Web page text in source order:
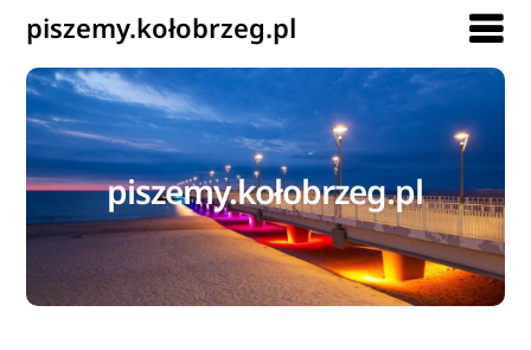
piszemy.kołobrzeg.pl
piszemy.kołobrzeg.pl